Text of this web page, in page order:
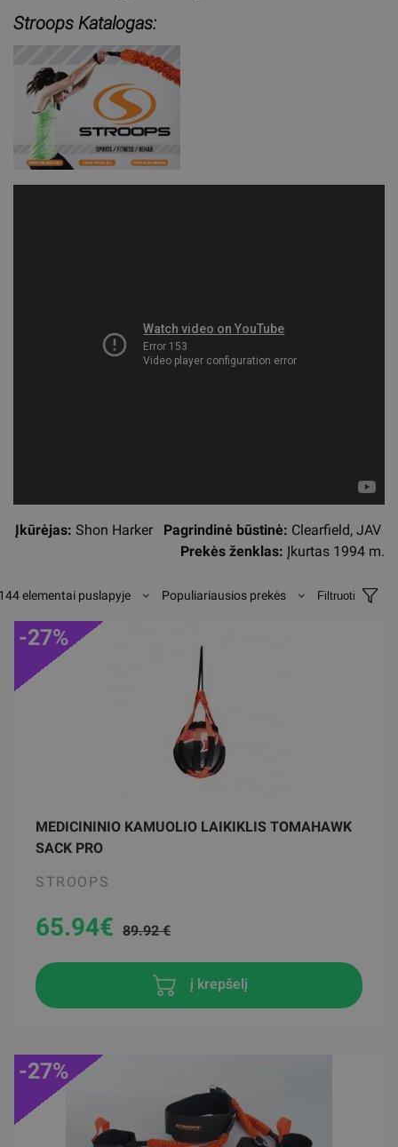
Stroops Katalogas:
Įkūrėjas: Shon Harker Pagrindinė būstinė: Clearfield, JAV
Prekės ženklas: Įkurtas 1994 m.
elementai puslapyje Populiariausios prekės Filtruoti
MEDICININIO KAMUOLIO LAIKIKLIS TOMAHAWK
SACK PRO
STROOPS
-27%
65.94€ 89.92 €
į krepšelį
-27%